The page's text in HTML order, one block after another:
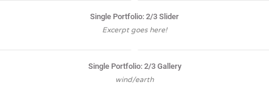
Single Portfolio: 2/3 Slider
Excerpt goes here!
Single Portfolio: 2/3 Gallery
wind/earth